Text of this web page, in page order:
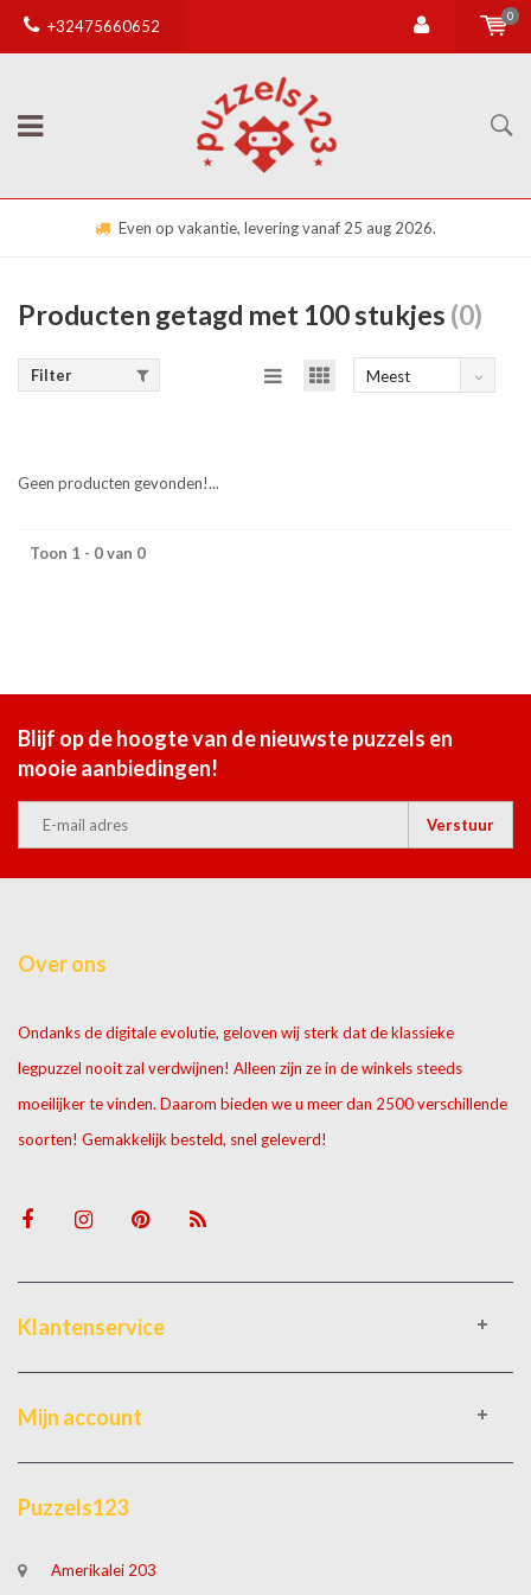
+32475660652
0
Even op vakantie, levering vanaf 25 aug 2026.
Producten getagd met 100 stukjes (0)
Filter
Meest
Geen producten gevonden!...
Toon 1 - 0 van 0
Blijf op de hoogte van de nieuwste puzzels en
mooie aanbiedingen!
Verstuur
Over ons
Ondanks de digitale evolutie, geloven wij sterk dat de klassieke
legpuzzel nooit zal verdwijnen! Alleen zijn ze in de winkels steeds
moeilijker te vinden. Daarom bieden we u meer dan 2500 verschillende
soorten! Gemakkelijk besteld, snel geleverd!
Klantenservice
Mijn account
Puzzels123
Amerikalei 203